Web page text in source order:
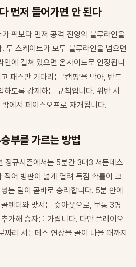
먼저 들어가면 안 된다
퍽보다 먼저 공격 진영의 블루라인을
두 스케이트가 모두 블루라인을 넘으면
에 걸쳐 있으면 온사이드로 인정됩니
패스만 기다리는 '캠핑'을 막아, 반드
도록 강제하는 규칙입니다. 위반 시
에서 페이스오프로 재개됩니다.
부를 가르는 방법
정규시즌에서는 5분간 3대3 서든데스
적어 빙판이 넓게 열려 득점 확률이 크
는 팀이 곧바로 승리합니다. 5분 안에
텐더와 맞서는 슛아웃으로, 보통 3명
가해 승자를 가립니다. 다만 플레이오
리 서든데스 연장을 골이 나올 때까지